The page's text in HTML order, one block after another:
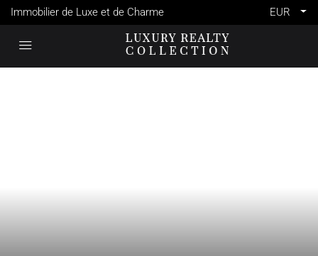
Immobilier de Luxe et de Charme EUR